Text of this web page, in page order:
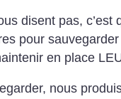
disent pas, c’est
pour sauvegarder
en place
nous